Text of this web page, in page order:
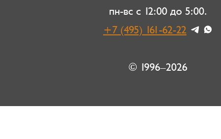
пн-вс с 12:00 до 5:00.
+7 (495) 161-62-22
© 1996–2026